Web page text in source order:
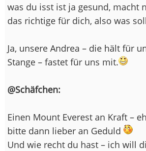
was du isst ist ja gesund, macht
das richtige für dich, also was
Ja, unsere Andrea – die hält für
Stange – fastet für uns mit.
@Schäfchen:
Einen Mount Everest an Kraft –
bitte dann lieber an Geduld
Und wie recht du hast – ich will